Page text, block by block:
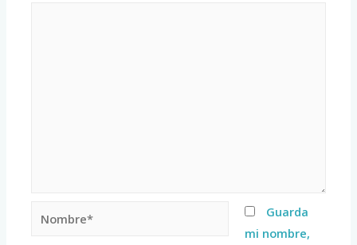
Guarda
mi nombre,